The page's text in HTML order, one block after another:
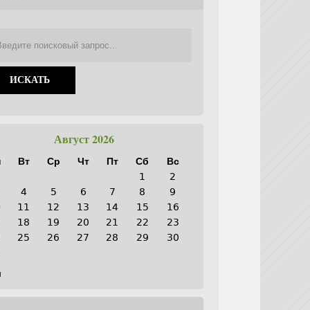
Август 2026
Вт Ср Чт Пт Сб
Вс
1
2
4 5 6 7 8
9
11 12 13 14 15
16
18 19 20 21 22
23
25 26 27 28 29
30